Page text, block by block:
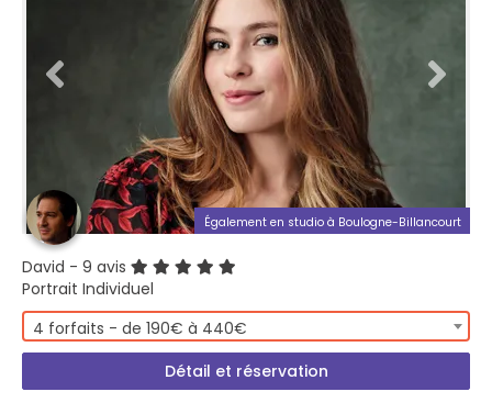
Également en studio à Boulogne-Billancourt
David - 9 avis
Portrait Individuel
4 forfaits - de 190€ à 440€
Détail et réservation